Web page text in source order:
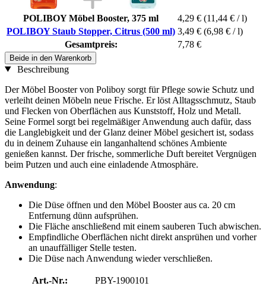
POLIBOY Möbel Booster, 375 ml 4,29 € (11,44 € / l)
POLIBOY Staub Stopper, Citrus (500 ml) 3,49 € (6,98 € / l)
Gesamtpreis:
7,78 €
Beide in den Warenkorb
Beschreibung
Der Möbel Booster von Poliboy sorgt für Pflege sowie Schutz und
verleiht deinen Möbeln neue Frische. Er löst Alltagsschmutz, Staub
und Flecken von Oberflächen aus Kunststoff, Holz und Metall.
Seine Formel sorgt bei regelmäßiger Anwendung auch dafür, dass
die Langlebigkeit und der Glanz deiner Möbel gesichert ist, sodass
du in deinem Zuhause ein langanhaltend schönes Ambiente
genießen kannst. Der frische, sommerliche Duft bereitet Vergnügen
beim Putzen und auch eine einladende Atmosphäre.
Anwendung:
Die Düse öffnen und den Möbel Booster aus ca. 20 cm
Entfernung dünn aufsprühen.
Die Fläche anschließend mit einem sauberen Tuch abwischen.
Empfindliche Oberflächen nicht direkt ansprühen und vorher
an unauffälliger Stelle testen.
Die Düse nach Anwendung wieder verschließen.
Art.-Nr.:
PBY-1900101